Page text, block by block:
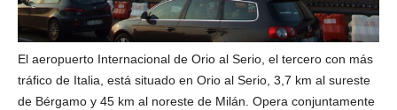
El aeropuerto Internacional de Orio al Serio, el tercero con más
tráfico de Italia, está situado en Orio al Serio, 3,7 km al sureste
de Bérgamo y 45 km al noreste de Milán. Opera conjuntamente